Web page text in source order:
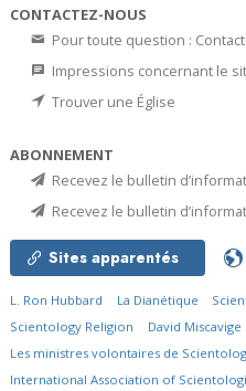
CONTACTEZ-NOUS
Pour toute question :
Impressions concernant le
Trouver une Église
ABONNEMENT
Recevez le bulletin
Recevez le bulletin
Sites apparentés
L. Ron Hubbard La Dianétique
Scientology Religion
David Miscavige
Les ministres volontaires de
International Association of